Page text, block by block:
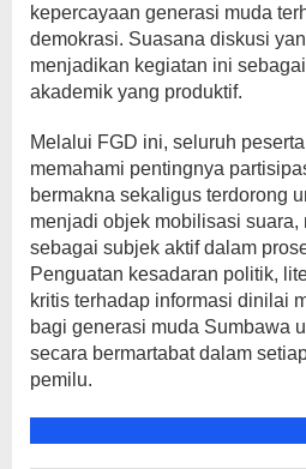
kepercayaan generasi muda
demokrasi. Suasana diskusi
menjadikan kegiatan ini
akademik yang produktif.
Melalui FGD ini, seluruh
memahami pentingnya
bermakna sekaligus terdorong
menjadi objek mobilisasi suara,
sebagai subjek aktif dalam
Penguatan kesadaran politik,
kritis terhadap informasi dinilai
bagi generasi muda Sumbawa
secara bermartabat dalam
pemilu.